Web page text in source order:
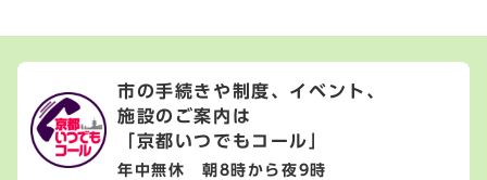
市の手続きや制度、イベント、
施設のご案内は
「京都いつでもコール」
年中無休 朝8時から夜9時